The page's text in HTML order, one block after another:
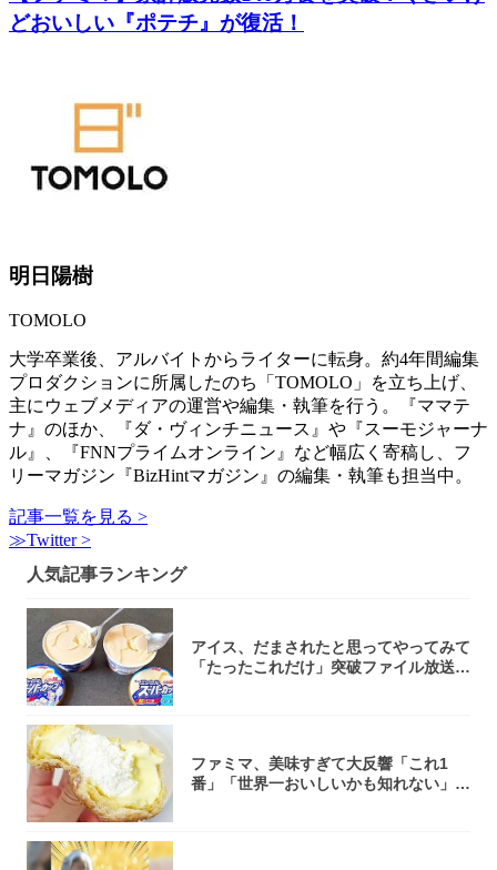
どおいしい『ポテチ』が復活！
明日陽樹
TOMOLO
大学卒業後、アルバイトからライターに転身。約4年間編集
プロダクションに所属したのち「TOMOLO」を立ち上げ、
主にウェブメディアの運営や編集・執筆を行う。『ママテ
ナ』のほか、『ダ・ヴィンチニュース』や『スーモジャーナ
ル』、『FNNプライムオンライン』など幅広く寄稿し、フ
リーマガジン『BizHintマガジン』の編集・執筆も担当中。
記事一覧を見る >
≫Twitter >
人気記事ランキング
アイス、だまされたと思ってやってみて
「たったこれだけ」突破ファイル放送で
ファミマ、美味すぎて大反響「これ1
番」「世界一おいしいかも知れない」